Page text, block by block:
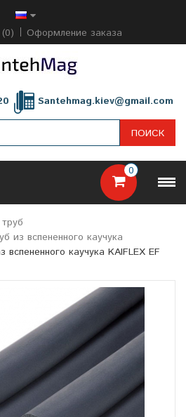
Оформление заказа
Santehmag.kiev@gmail.com
0
ПОИСК
из вспененного каучука
вспененного каучука KAIFLEX EF